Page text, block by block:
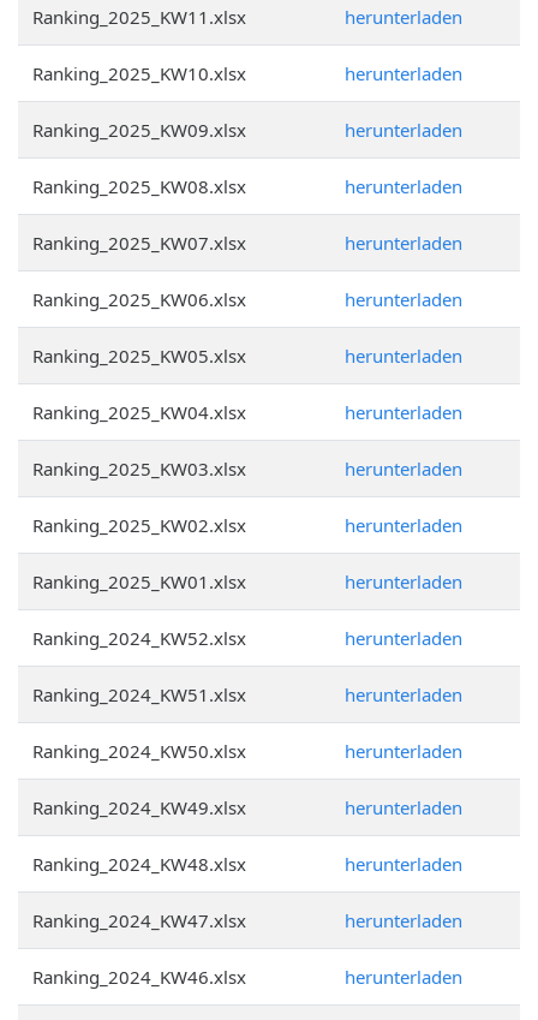
Ranking_2025_KW11.xlsx herunterladen
Ranking_2025_KW10.xlsx herunterladen
Ranking_2025_KW09.xlsx herunterladen
Ranking_2025_KW08.xlsx herunterladen
Ranking_2025_KW07.xlsx herunterladen
Ranking_2025_KW06.xlsx herunterladen
Ranking_2025_KW05.xlsx herunterladen
Ranking_2025_KW04.xlsx herunterladen
Ranking_2025_KW03.xlsx herunterladen
Ranking_2025_KW02.xlsx herunterladen
Ranking_2025_KW01.xlsx herunterladen
Ranking_2024_KW52.xlsx herunterladen
Ranking_2024_KW51.xlsx herunterladen
Ranking_2024_KW50.xlsx herunterladen
Ranking_2024_KW49.xlsx herunterladen
Ranking_2024_KW48.xlsx herunterladen
Ranking_2024_KW47.xlsx herunterladen
Ranking_2024_KW46.xlsx herunterladen